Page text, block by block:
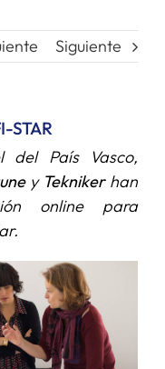
Siguiente
STAR
País Vasco,
y Teknikerhan
online para